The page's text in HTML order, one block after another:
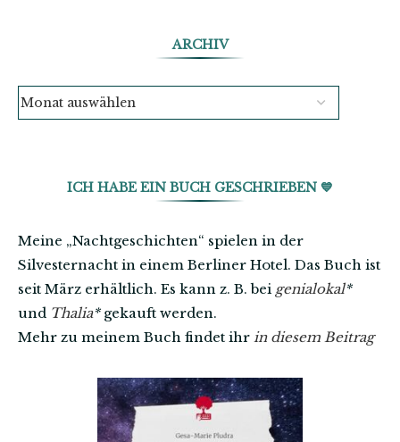
ARCHIV
ICH HABE EIN BUCH GESCHRIEBEN 💙
Meine „Nachtgeschichten“ spielen in der
Silvesternacht in einem Berliner Hotel. Das Buch ist
seit März erhältlich. Es kann z. B. bei genialokal*
und Thalia*gekauft werden.
Mehr zu meinem Buch findet ihr in diesem Beitrag